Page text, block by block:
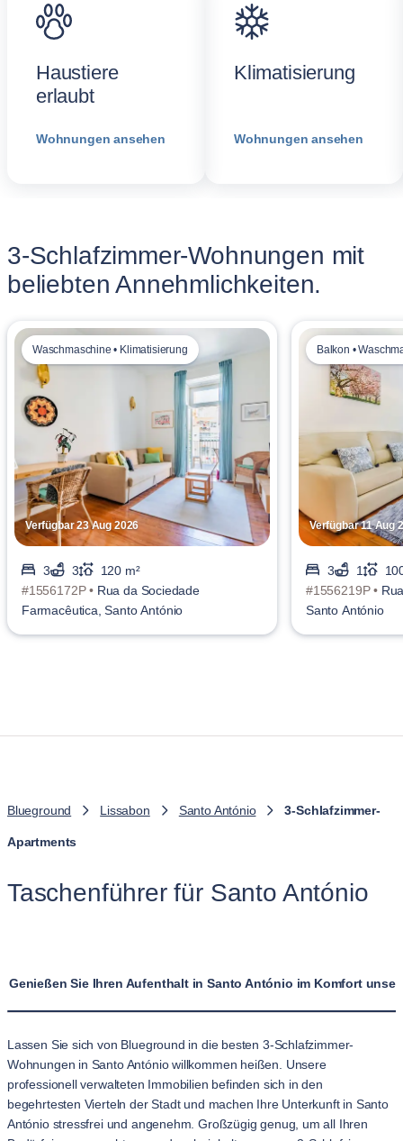
Haustiere
erlaubt
Wohnungen ansehen
Klimatisierung
Wohnungen ansehen
3-Schlafzimmer-Wohnungen mit
beliebten Annehmlichkeiten.
Verfügbar 23 Aug 2026
Waschmaschine • Klimatisierung
3 3
120 m²
#1556172P • Rua da Sociedade
Farmacêutica, Santo António
Verfügbar 11 Aug
Balkon •
3 1
#1556219P •
Santo António
Blueground Lissabon Santo António 3-Schlafzimmer-
Apartments
Taschenführer für Santo António
Genießen Sie Ihren Aufenthalt in Santo António im Komfort
Lassen Sie sich von Blueground in die besten 3-Schlafzimmer-
Wohnungen in Santo António willkommen heißen. Unsere
professionell verwalteten Immobilien befinden sich in den
begehrtesten Vierteln der Stadt und machen Ihre Unterkunft in Santo
António stressfrei und angenehm. Großzügig genug, um all Ihren